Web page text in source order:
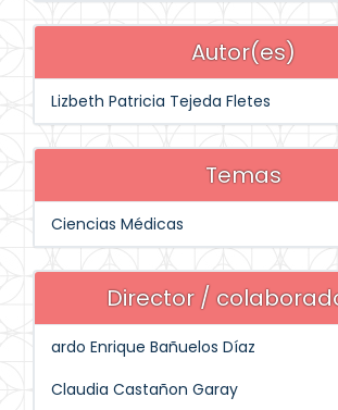
Autor(es)
Lizbeth Patricia Tejeda Fletes
Temas
Ciencias Médicas
Director /
ardo Enrique Bañuelos Díaz
Claudia Castañon Garay